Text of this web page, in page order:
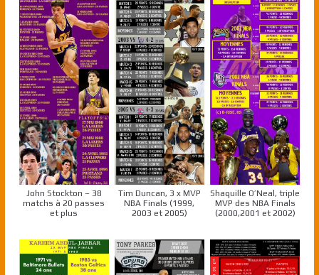
John Stockton – 38
matchs à 20 passes
et plus
Tim Duncan, 3 x MVP
NBA Finals (1999,
2003 et 2005)
Shaquille O’Neal, triple
MVP des NBA Finals
(2000,2001 et 2002)